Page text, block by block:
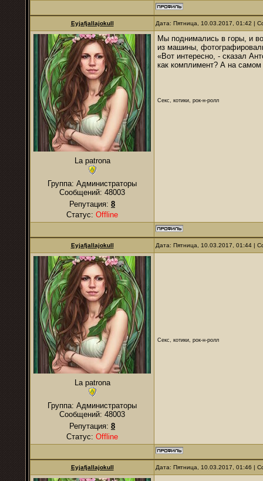
Eyjafjallajokull Дата: Пятница, 10.03.2017, 01:42 |
La patrona
Группа: Администраторы
Сообщений: 48003
Репутация: 8
Статус: Offline
Мы поднимались в горы, и
из машины,
«Вот интересно, - сказал
как комплимент? А на
Секс, котики, рок-н-ролл
Eyjafjallajokull Дата: Пятница, 10.03.2017, 01:44 |
La patrona
Группа: Администраторы
Сообщений: 48003
Репутация: 8
Статус: Offline
Секс, котики, рок-н-ролл
Eyjafjallajokull Дата: Пятница, 10.03.2017, 01:46 |